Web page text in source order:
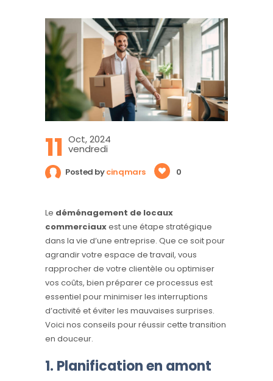
11 Oct, 2024
vendredi
Posted bycinqmars 0
Le déménagement de locaux
commerciauxest une étape stratégique
dans la vie d’une entreprise. Que ce soit pour
agrandir votre espace de travail, vous
rapprocher de votre clientèle ou optimiser
vos coûts, bien préparer ce processus est
essentiel pour minimiser les interruptions
d’activité et éviter les mauvaises surprises.
Voici nos conseils pour réussir cette transition
en douceur.
1. Planification en amont